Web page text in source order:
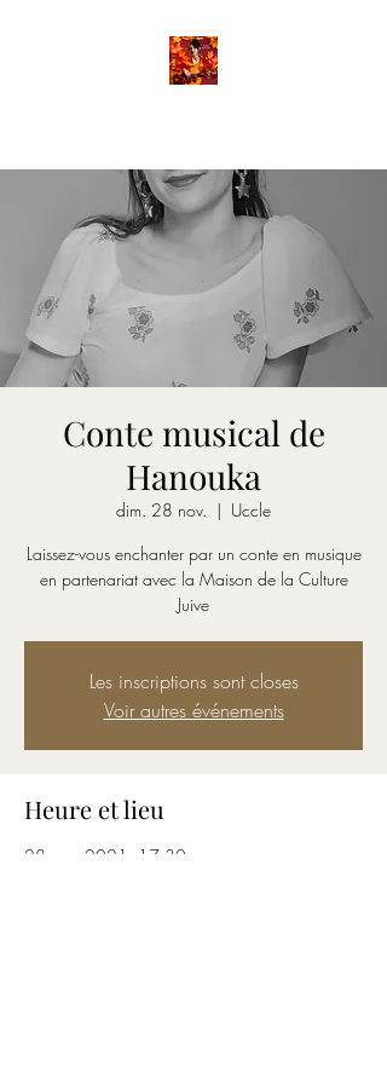
Conte musical de
Hanouka
dim. 28 nov.
  |
Uccle
Laissez-vous enchanter par un conte en musique
en partenariat avec la Maison de la Culture
Juive
Les inscriptions sont closes
Voir autres événements
Heure et lieu
28 nov. 2021, 17:30